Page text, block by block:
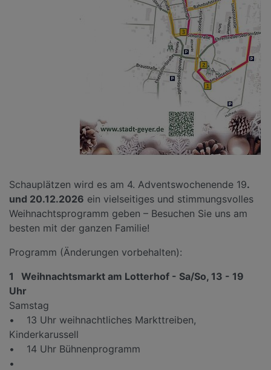
Schauplätzen wird es am 4. Adventswochenende 19.
und 20.12.2026 ein vielseitiges und stimmungsvolles
Weihnachtsprogramm geben – Besuchen Sie uns am
besten mit der ganzen Familie!
Programm (Änderungen vorbehalten):
1 Weihnachtsmarkt am Lotterhof - Sa/So, 13 - 19
Uhr
Samstag
• 13 Uhr weihnachtliches Markttreiben,
Kinderkarussell
• 14 Uhr Bühnenprogramm
•